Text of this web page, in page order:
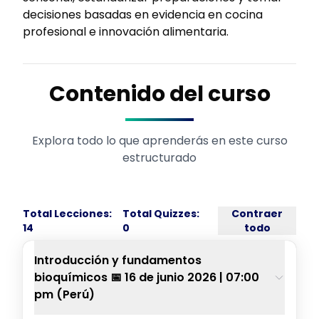
decisiones basadas en evidencia en cocina
profesional e innovación alimentaria.
Contenido del curso
Explora todo lo que aprenderás en este curso
estructurado
Total Lecciones:
14
Total Quizzes:
0
Contraer
todo
Introducción y fundamentos
bioquímicos 📅 16 de junio 2026 | 07:00
pm (Perú)